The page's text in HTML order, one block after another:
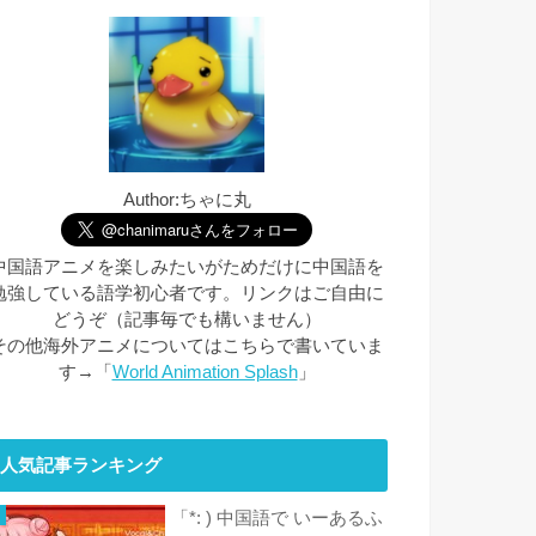
Author:ちゃに丸
国語アニメを楽しみたいがためだけに中国語を
強している語学初心者です。リンクはご自由に
どうぞ（記事毎でも構いません）
の他海外アニメについてはこちらで書いていま
す→「 World Animation Splash」
人気記事ランキング
「*: ) 中国語で いーあるふ